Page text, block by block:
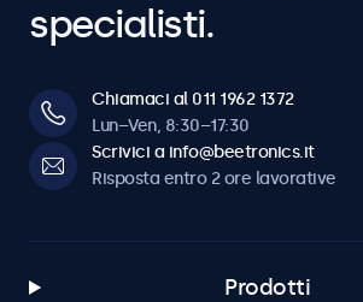
specialisti.
Chiamaci al 011 1962 1372
Lun–Ven, 8:30–17:30
Scrivici a info@beetronics.it
Risposta entro 2 ore lavorative
Prodotti